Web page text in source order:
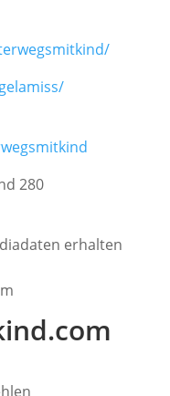
280
erhalten